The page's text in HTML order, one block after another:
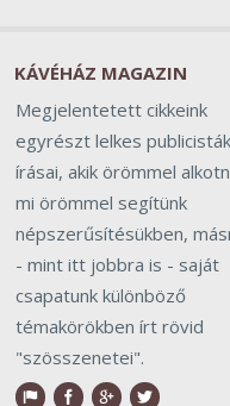
KÁVÉHÁZ MAGAZIN
Megjelentetett cikkeink
egyrészt lelkes publicisták
írásai, akik örömmel
mi örömmel segítünk
népszerűsítésükben,
- mint itt jobbra is - saját
csapatunk különböző
témakörökben írt rövid
"szösszenetei".